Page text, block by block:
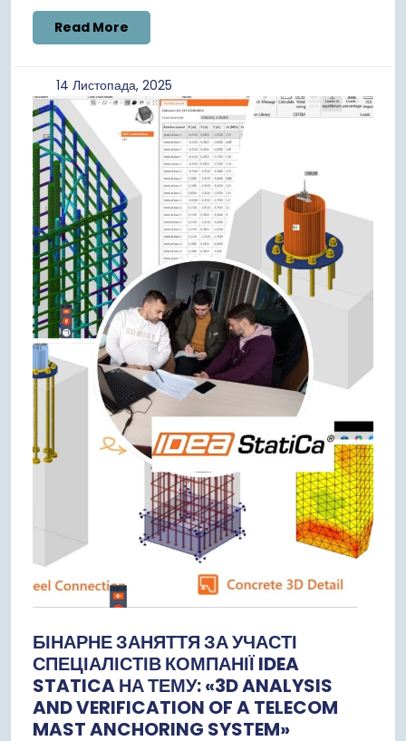
Read More
More
14 Листопада, 202514
Листопада,
2025
БІНАРНЕ ЗАНЯТТЯ ЗА УЧАСТІ
СПЕЦІАЛІСТІВ КОМПАНІЇ IDEA
STATICA НА ТЕМУ: «3D ANALYSIS
AND VERIFICATION OF A TELECOM
MAST ANCHORING SYSTEM»